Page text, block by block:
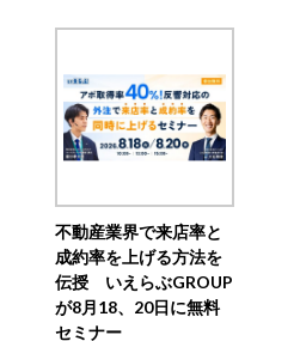
不動産業界で来店率と
成約率を上げる方法を
伝授 いえらぶGROUP
が8月18、20日に無料
セミナー